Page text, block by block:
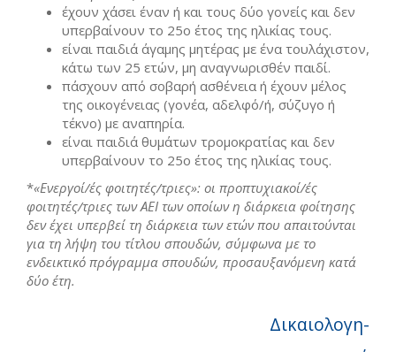
έχουν χάσει έναν ή και τους δύο γονείς και δεν
υπερβαίνουν το 25ο έτος της ηλικίας τους.
είναι παιδιά άγαμης μητέρας με ένα τουλάχιστον,
κάτω των 25 ετών, μη αναγνωρισθέν παιδί.
πάσχουν από σοβαρή ασθένεια ή έχουν μέλος
της οικογένειας (γονέα, αδελφό/ή, σύζυγο ή
τέκνο) με αναπηρία.
είναι παιδιά θυμάτων τρομοκρατίας και δεν
υπερβαίνουν το 25ο έτος της ηλικίας τους.
*«Ενεργοί/ές φοιτητές/τριες»: οι προπτυχιακοί/ές
φοιτητές/τριες των ΑΕΙ των οποίων η διάρκεια φοίτησης
δεν έχει υπερβεί τη διάρκεια των ετών που απαιτούνται
για τη λήψη του τίτλου σπουδών, σύμφωνα με το
ενδεικτικό πρόγραμμα σπουδών, προσαυξανόμενη κατά
δύο έτη.
Δικαιολογη-